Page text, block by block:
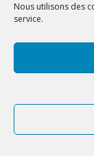
Nous utilisons des
service.
POLITIQUE
© 2026 CECI -
Identités.